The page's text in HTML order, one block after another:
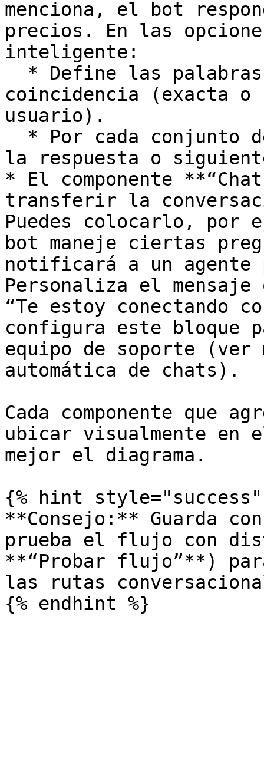
menciona, el bot
precios. En las
inteligente:
coincidencia (exacta
usuario).
la respuesta o
* El componente
transferir la
Puedes colocarlo, por
bot maneje ciertas
notificará a un
Personaliza el
“Te estoy conectando
configura este bloque
equipo de soporte (ver
automática de chats).
Cada componente que
ubicar visualmente en
mejor el diagrama.
{% hint style="success"
**Consejo:** Guarda
prueba el flujo con
**“Probar flujo”**)
las rutas